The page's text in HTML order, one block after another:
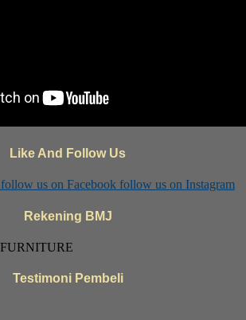
Like And Follow Us
follow us on Facebook follow us on Instagram
Rekening BMJ
Testimoni Pembeli